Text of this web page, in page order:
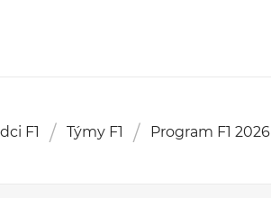
F1 Týmy F1 Program F1 2026